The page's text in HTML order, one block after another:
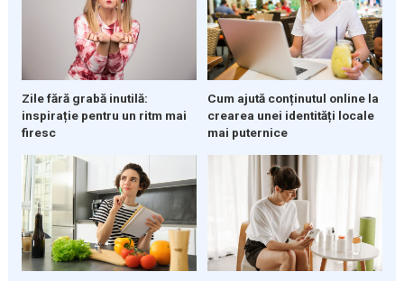
Zile fără grabă inutilă:
inspirație pentru un ritm mai
firesc
Cum ajută conținutul online la
crearea unei identități locale
mai puternice